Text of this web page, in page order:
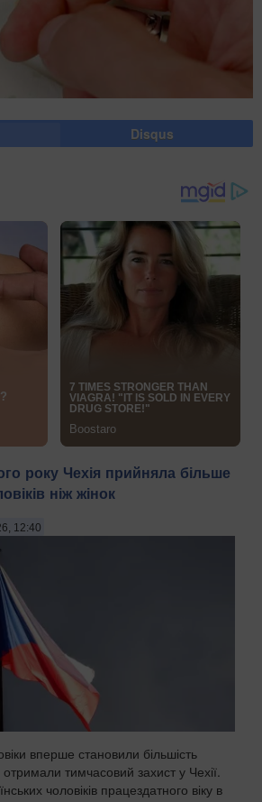
Disqus
року Чехія прийняла більше
ніж жінок
12:40
вперше становили більшість
отримали тимчасовий захист у Чехії.
чоловіків працездатного віку в